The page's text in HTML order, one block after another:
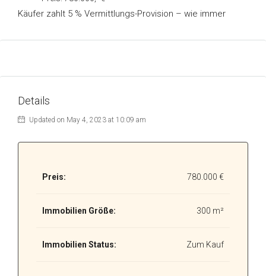
Käufer zahlt 5 % Vermittlungs-Provision – wie immer
Details
Updated on May 4, 2023 at 10:09 am
Preis: 780.000 €
Immobilien Größe: 300 m²
Immobilien Status: Zum Kauf